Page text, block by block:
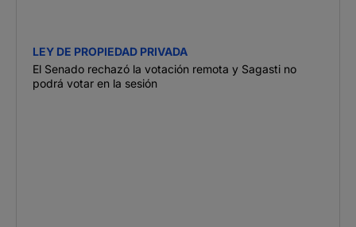
LEY DE PROPIEDAD PRIVADA
El Senado rechazó la votación remota y Sagasti no
podrá votar en la sesión